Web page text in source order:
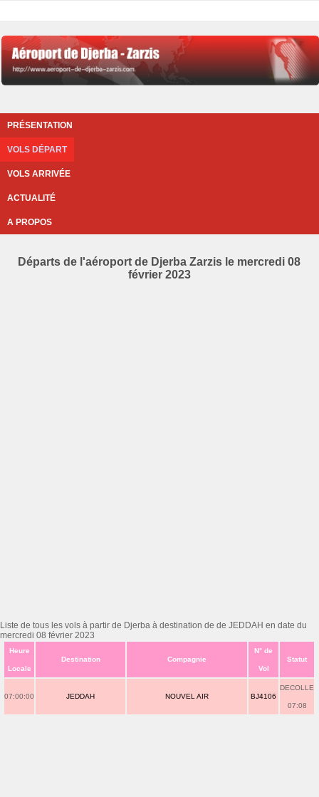
PRÉSENTATION
VOLS DÉPART
VOLS ARRIVÉE
ACTUALITÉ
A PROPOS
Départs de l'aéroport de Djerba Zarzis le mercredi 08
février 2023
Liste de tous les vols à partir de Djerba à destination de de JEDDAH en date du
mercredi 08 février 2023
Heure
Locale
Destination Compagnie
N° de
Vol
Statut
07:00:00 JEDDAH NOUVEL AIR BJ4106
DECOLLE
07:08